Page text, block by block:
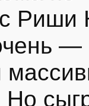
Риши